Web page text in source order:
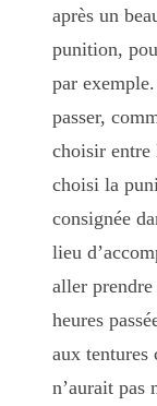
après un
punition,
par
passer,
choisir entre
choisi la
consignée
lieu
aller
heures
aux tentures
n’aurait pas